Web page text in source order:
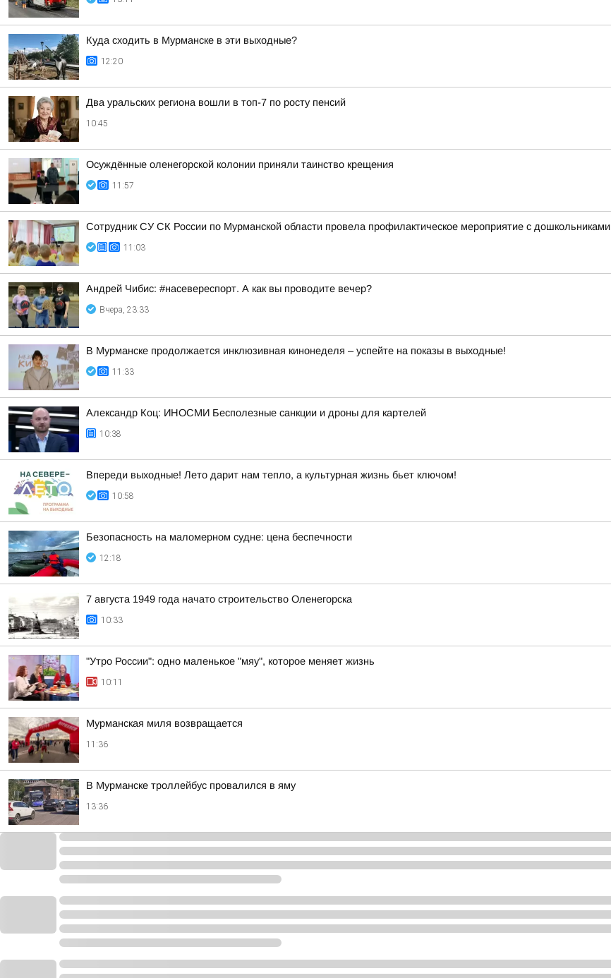
Куда сходить в Мурманске в эти выходные?
12:20
Два уральских региона вошли в топ-7 по росту пенсий
10:45
Осуждённые оленегорской колонии приняли таинство крещения
11:57
Сотрудник СУ СК России по Мурманской области провела профилактическое мероприятие с дошкольниками
11:03
Андрей Чибис: #насевереспорт. А как вы проводите вечер?
Вчера, 23:33
В Мурманске продолжается инклюзивная кинонеделя – успейте на показы в выходные!
11:33
Александр Коц: ИНОСМИ Бесполезные санкции и дроны для картелей
10:38
Впереди выходные! Лето дарит нам тепло, а культурная жизнь бьет ключом!
10:58
Безопасность на маломерном судне: цена беспечности
12:18
7 августа 1949 года начато строительство Оленегорска
10:33
"Утро России": одно маленькое "мяу", которое меняет жизнь
10:11
Мурманская миля возвращается
11:36
В Мурманске троллейбус провалился в яму
13:36